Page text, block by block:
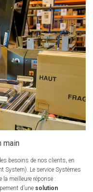
main
besoins de nos clients, en
System). Le service Systèmes
la meilleure réponse :
d’une solution